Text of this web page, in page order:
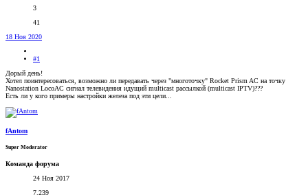
3
41
18 Ноя 2020
#1
Дорый день!
Хотел поинтересоваться, возможно ли передавать через "многоточку" Rocket Prism AC на точку
Nanostation LocoAC сигнал телевидения идущий multicast рассылкой (multicast IPTV)???
Есть ли у кого примеры настройки железа под эти цели...
fAntom
Super Moderator
Команда форума
24 Ноя 2017
7.239